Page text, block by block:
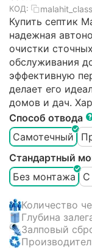
КОД:
Купить септик
надежная
очистки
обслуживания
эффективную
делает его
домов и дач.
Способ отвода
Самотечный
Стандартный
Без монтажа
С
Количество
Глубина
Залповый